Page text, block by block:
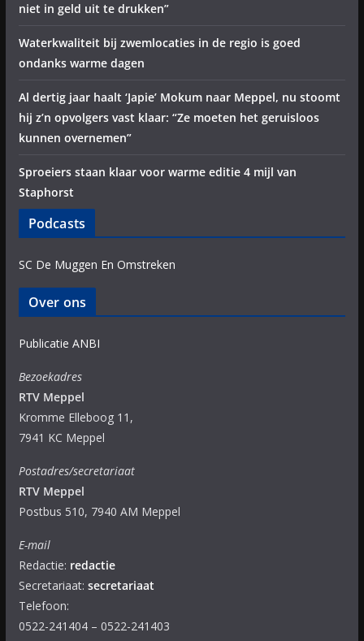
niet in geld uit te drukken”
Waterkwaliteit bij zwemlocaties in de regio is goed
ondanks warme dagen
Al dertig jaar haalt ‘Japie’ Mokum naar Meppel, nu stoomt
hij z’n opvolgers vast klaar: “Ze moeten het geruisloos
kunnen overnemen”
Sproeiers staan klaar voor warme editie 4 mijl van
Staphorst
Podcasts
SC De Muggen En Omstreken
Over ons
Publicatie ANBI
Bezoekadres
RTV Meppel
Kromme Elleboog 11,
7941 KC Meppel
Postadres/secretariaat
RTV Meppel
Postbus 510, 7940 AM Meppel
E-mail
Redactie: redactie
Secretariaat: secretariaat
Telefoon:
0522-241404 – 0522-241403